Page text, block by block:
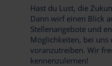
Hast du Lust, die
Dann wirf einen Blick
Stellenangebote und
Möglichkeiten, bei uns
voranzutreiben. Wir
kennenzulernen!